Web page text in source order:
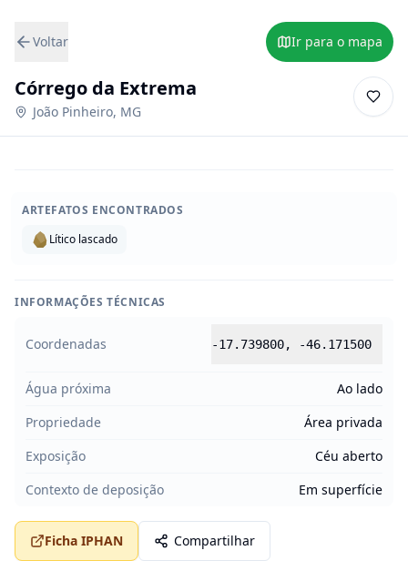
Voltar Ir para o mapa
Córrego da Extrema
João Pinheiro, MG
ARTEFATOS ENCONTRADOS
Lítico lascado
INFORMAÇÕES TÉCNICAS
Coordenadas -17.739800, -46.171500
Água próxima
Ao lado
Propriedade
Área privada
Exposição
Céu aberto
Contexto de deposição
Em superfície
Ficha IPHAN Compartilhar